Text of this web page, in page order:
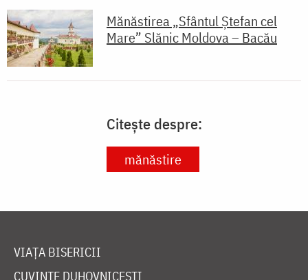
Mănăstirea „Sfântul Ștefan cel
Mare” Slănic Moldova – Bacău
Citește despre:
mănăstire
VIAȚA BISERICII
CUVINTE DUHOVNICEȘTI